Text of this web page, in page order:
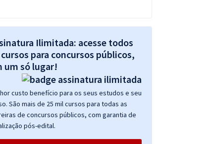
Ilimitada: acesse todos
para concursos públicos,
um só lugar!
custo benefício para os seus estudos e seu
São mais de 25 mil cursos para todas as
de concursos públicos, com garantia de
pós-edital.